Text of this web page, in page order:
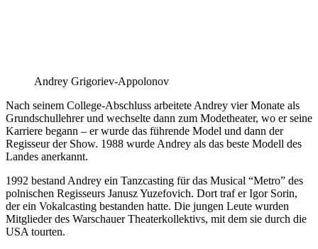
Andrey Grigoriev-Appolonov
Nach seinem College-Abschluss arbeitete Andrey vier Monate als
Grundschullehrer und wechselte dann zum Modetheater, wo er seine
Karriere begann – er wurde das führende Model und dann der
Regisseur der Show. 1988 wurde Andrey als das beste Modell des
Landes anerkannt.
1992 bestand Andrey ein Tanzcasting für das Musical “Metro” des
polnischen Regisseurs Janusz Yuzefovich. Dort traf er Igor Sorin,
der ein Vokalcasting bestanden hatte. Die jungen Leute wurden
Mitglieder des Warschauer Theaterkollektivs, mit dem sie durch die
USA tourten.